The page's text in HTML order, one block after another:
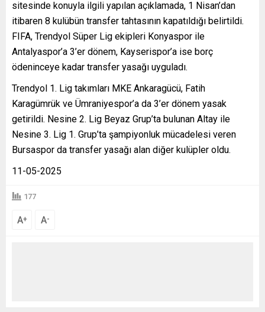
sitesinde konuyla ilgili yapılan açıklamada, 1 Nisan’dan
itibaren 8 kulübün transfer tahtasının kapatıldığı belirtildi.
FIFA, Trendyol Süper Lig ekipleri Konyaspor ile
Antalyaspor’a 3’er dönem, Kayserispor’a ise borç
ödeninceye kadar transfer yasağı uyguladı.
Trendyol 1. Lig takımları MKE Ankaragücü, Fatih
Karagümrük ve Ümraniyespor’a da 3’er dönem yasak
getirildi. Nesine 2. Lig Beyaz Grup’ta bulunan Altay ile
Nesine 3. Lig 1. Grup’ta şampiyonluk mücadelesi veren
Bursaspor da transfer yasağı alan diğer kulüpler oldu.
11-05-2025
177
A+ A-